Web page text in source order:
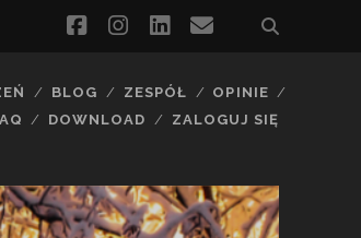
facebookinstagram
linkedinemail
BLOG ZESPÓŁ
OPINIE
DOWNLOAD ZALOGUJ SIĘ